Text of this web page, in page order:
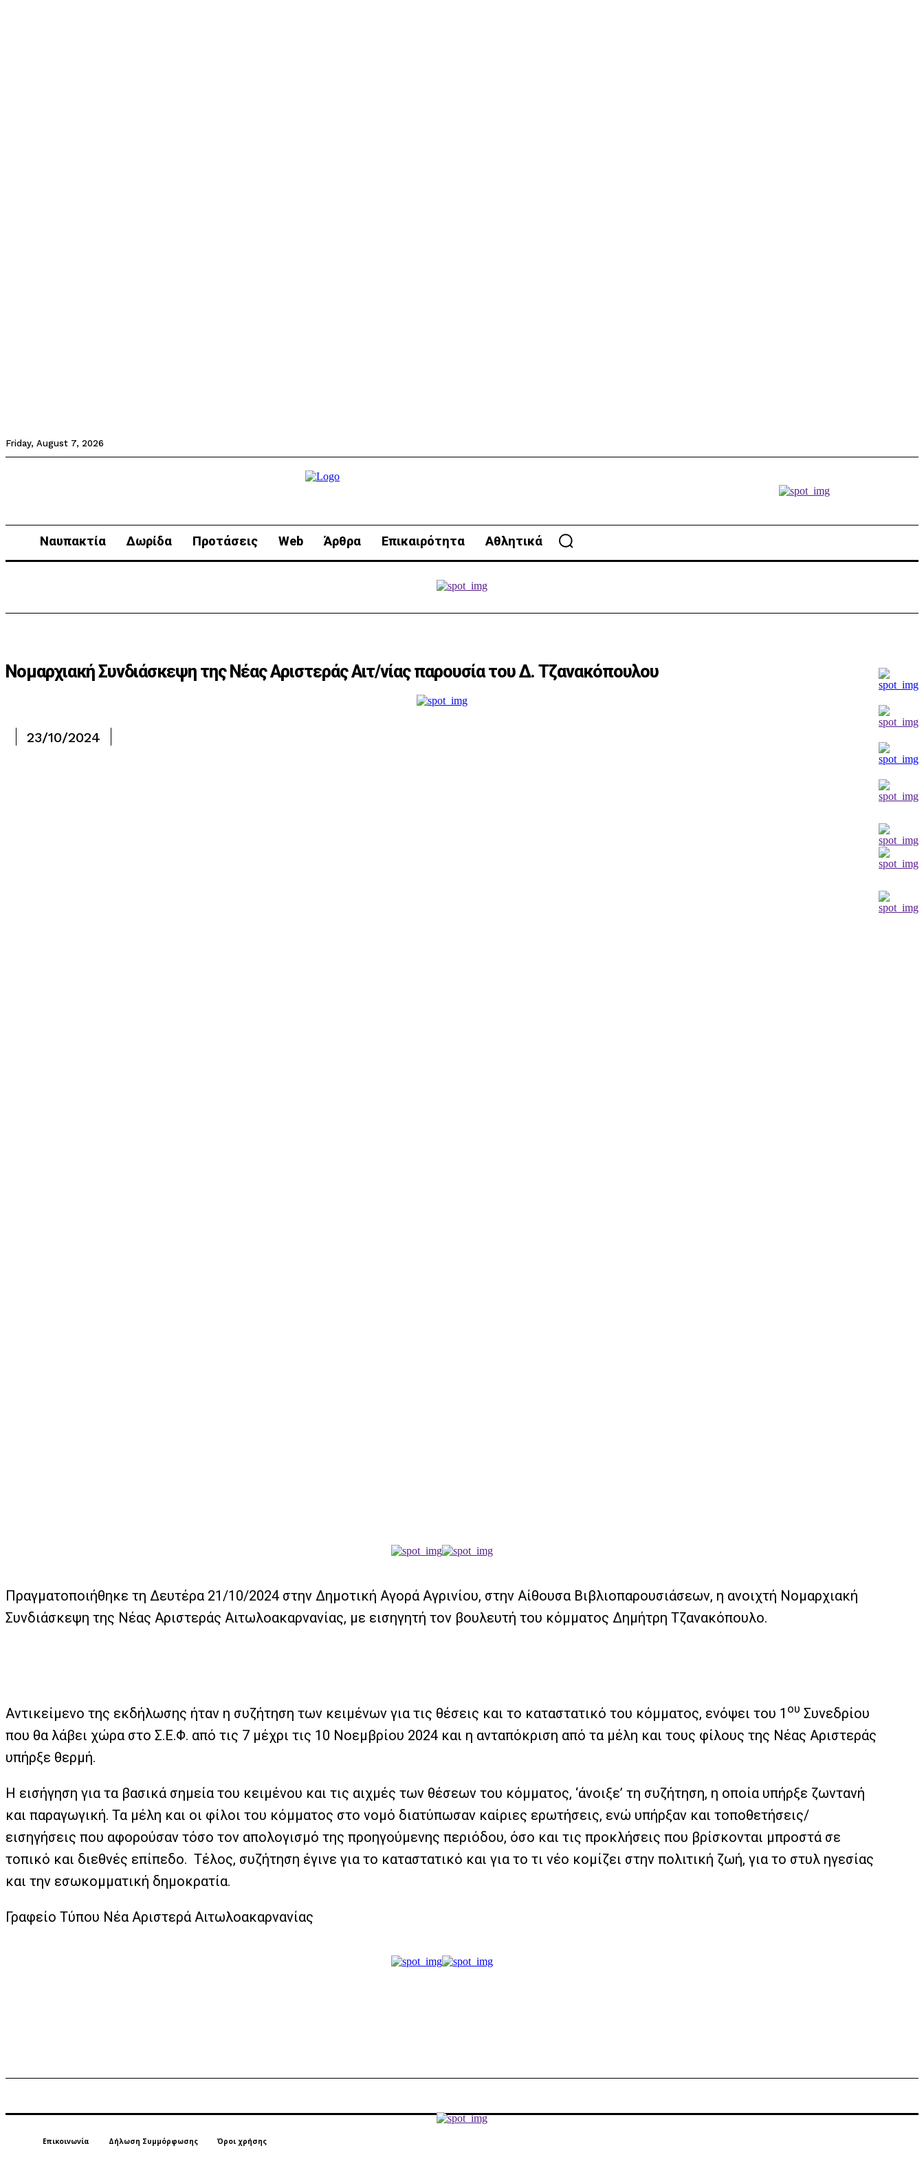
Friday, August 7, 2026
Ναυπακτία Δωρίδα Προτάσεις Web Άρθρα Επικαιρότητα Αθλητικά
Νομαρχιακή Συνδιάσκεψη της Νέας Αριστεράς Αιτ/νίας παρουσία του Δ. Τζανακόπουλου
23/10/2024
Πραγματοποιήθηκε τη Δευτέρα 21/10/2024 στην Δημοτική Αγορά Αγρινίου, στην Αίθουσα Βιβλιοπαρουσιάσεων, η ανοιχτή Νομαρχιακή
Συνδιάσκεψη της Νέας Αριστεράς Αιτωλοακαρνανίας, με εισηγητή τον βουλευτή του κόμματος Δημήτρη Τζανακόπουλο.
Αντικείμενο της εκδήλωσης ήταν η συζήτηση των κειμένων για τις θέσεις και το καταστατικό του κόμματος, ενόψει του 1 ου Συνεδρίου
που θα λάβει χώρα στο Σ.Ε.Φ. από τις 7 μέχρι τις 10 Νοεμβρίου 2024 και η ανταπόκριση από τα μέλη και τους φίλους της Νέας Αριστεράς
υπήρξε θερμή.
Η εισήγηση για τα βασικά σημεία του κειμένου και τις αιχμές των θέσεων του κόμματος, ‘άνοιξε’ τη συζήτηση, η οποία υπήρξε ζωντανή
και παραγωγική. Τα μέλη και οι φίλοι του κόμματος στο νομό διατύπωσαν καίριες ερωτήσεις, ενώ υπήρξαν και τοποθετήσεις/
εισηγήσεις που αφορούσαν τόσο τον απολογισμό της προηγούμενης περιόδου, όσο και τις προκλήσεις που βρίσκονται μπροστά σε
τοπικό και διεθνές επίπεδο. Τέλος, συζήτηση έγινε για το καταστατικό και για το τι νέο κομίζει στην πολιτική ζωή, για το στυλ ηγεσίας
και την εσωκομματική δημοκρατία.
Γραφείο Τύπου Νέα Αριστερά Αιτωλοακαρνανίας
Επικοινωνία Δήλωση Συμμόρφωσης Όροι χρήσης